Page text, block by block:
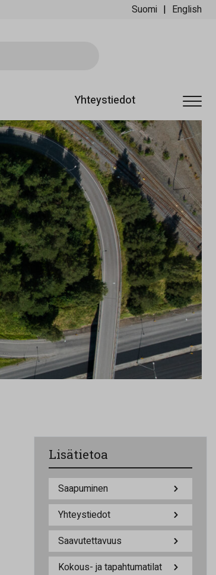
Suomi English
Yhteystiedot
Lisätietoa
Saapuminen
Yhteystiedot
Saavutettavuus
Kokous- ja tapahtumatilat